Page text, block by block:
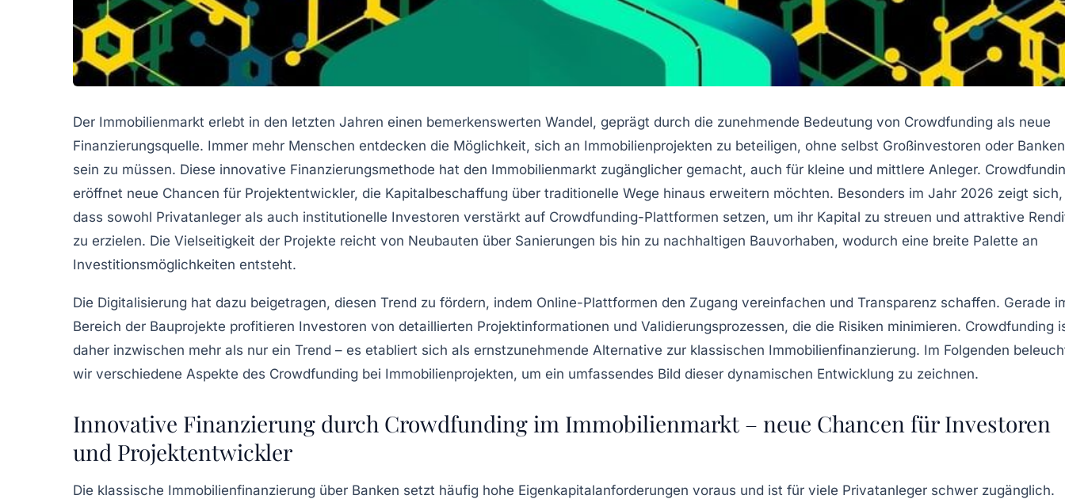
Der Immobilienmarkt erlebt in den letzten Jahren einen bemerkenswerten Wandel, geprägt durch die zunehmende Bedeutung von Crowdfunding als neue
Finanzierungsquelle. Immer mehr Menschen entdecken die Möglichkeit, sich an Immobilienprojekten zu beteiligen, ohne selbst Großinvestoren oder Banken
sein zu müssen. Diese innovative Finanzierungsmethode hat den Immobilienmarkt zugänglicher gemacht, auch für kleine und mittlere Anleger.
eröffnet neue Chancen für Projektentwickler, die Kapitalbeschaffung über traditionelle Wege hinaus erweitern möchten. Besonders im Jahr 2026 zeigt sich,
dass sowohl Privatanleger als auch institutionelle Investoren verstärkt auf Crowdfunding-Plattformen setzen, um ihr Kapital zu streuen und attraktive
zu erzielen. Die Vielseitigkeit der Projekte reicht von Neubauten über Sanierungen bis hin zu nachhaltigen Bauvorhaben, wodurch eine breite Palette an
Investitionsmöglichkeiten entsteht.
Die Digitalisierung hat dazu beigetragen, diesen Trend zu fördern, indem Online-Plattformen den Zugang vereinfachen und Transparenz schaffen. Gerade
Bereich der Bauprojekte profitieren Investoren von detaillierten Projektinformationen und Validierungsprozessen, die die Risiken minimieren. Crowdfunding
daher inzwischen mehr als nur ein Trend – es etabliert sich als ernstzunehmende Alternative zur klassischen Immobilienfinanzierung. Im Folgenden
wir verschiedene Aspekte des Crowdfunding bei Immobilienprojekten, um ein umfassendes Bild dieser dynamischen Entwicklung zu zeichnen.
Innovative Finanzierung durch Crowdfunding im Immobilienmarkt – neue Chancen für Investoren
und Projektentwickler
Die klassische Immobilienfinanzierung über Banken setzt häufig hohe Eigenkapitalanforderungen voraus und ist für viele Privatanleger schwer zugänglich.